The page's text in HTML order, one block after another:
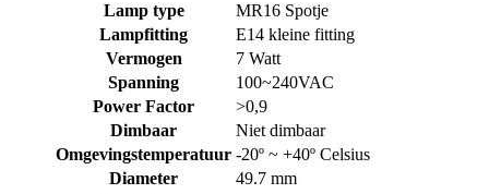
Lamp type
MR16 Spotje
Lampfitting
E14 kleine fitting
Vermogen
7 Watt
Spanning
100~240VAC
Power Factor
>0,9
Dimbaar
Niet dimbaar
Omgevingstemperatuur -20º ~ +40º Celsius
Diameter
49.7 mm